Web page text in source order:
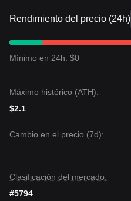
Rendimiento del precio (24h)
Mínimo en 24h: $0
Máximo histórico (ATH):
$2.1
Cambio en el precio (7d):
Clasificación del mercado:
#5794